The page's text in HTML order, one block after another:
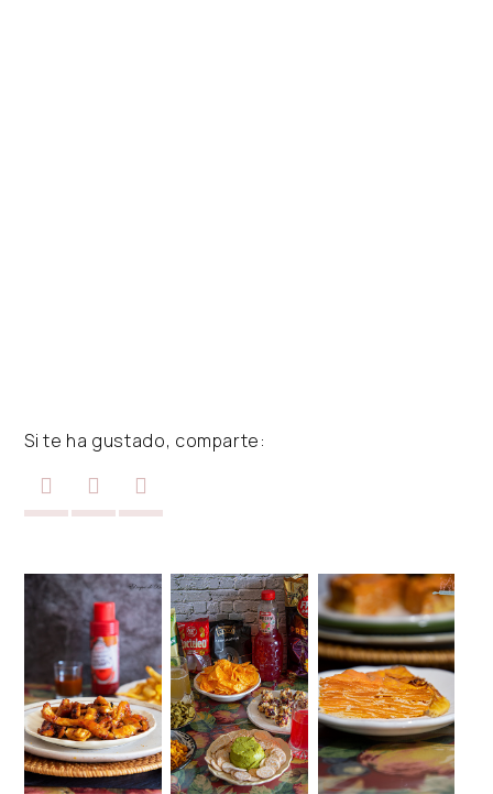
Si te ha gustado, comparte: